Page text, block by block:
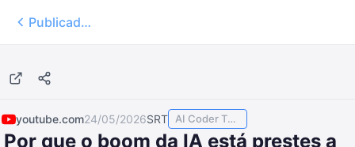
Publicados
youtube.com24/05/2026SRT AI Coder TODAY
Por que o boom da IA está prestes a